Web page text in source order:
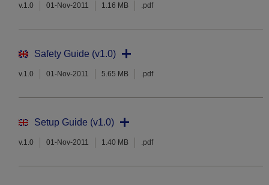
v.1.0 01-Nov-2011 1.16 MB .pdf
Safety Guide (v1.0)
v.1.0 01-Nov-2011 5.65 MB .pdf
Setup Guide (v1.0)
v.1.0 01-Nov-2011 1.40 MB .pdf